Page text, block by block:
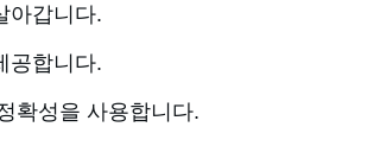
아갑니다.
공합니다.
확성을 사용합니다.